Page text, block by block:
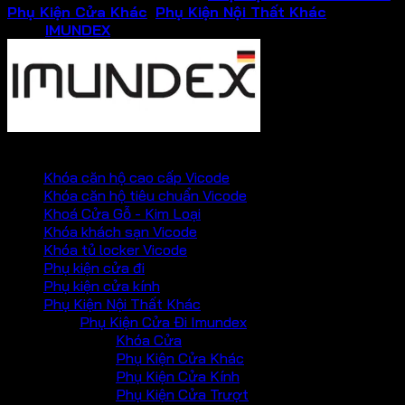
Phụ Kiện Cửa Khác Phụ Kiện Nội Thất Khác
IMUNDEX
Khóa căn hộ cao cấp Vicode
Khóa căn hộ tiêu chuẩn Vicode
Khoá Cửa Gỗ - Kim Loại
Khóa khách sạn Vicode
Khóa tủ locker Vicode
Phụ kiện cửa đi
Phụ kiện cửa kính
Phụ Kiện Nội Thất Khác
Phụ Kiện Cửa Đi Imundex
Khóa Cửa
Phụ Kiện Cửa Khác
Phụ Kiện Cửa Kính
Phụ Kiện Cửa Trượt